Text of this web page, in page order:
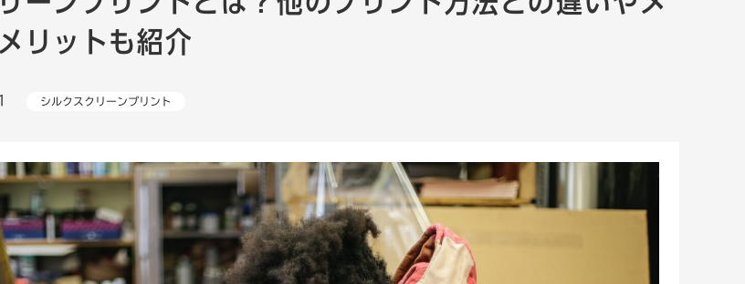
リットも紹介
シルクスクリーンプリント